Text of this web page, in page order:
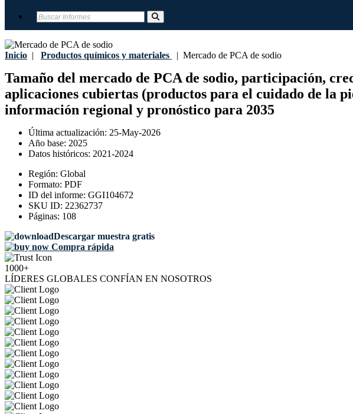
Inicio | Productos químicos y materiales | Mercado de PCA de sodio
Tamaño del mercado de PCA de sodio, participación,
aplicaciones cubiertas (productos para el cuidado de la
información regional y pronóstico para 2035
Última actualización: 25-May-2026
Año base: 2025
Datos históricos: 2021-2024
Región: Global
Formato: PDF
ID del informe: GGI104672
SKU ID: 22362737
Páginas: 108
Descargar muestra gratis
Compra rápida
1000+
LÍDERES GLOBALES CONFÍAN EN NOSOTROS